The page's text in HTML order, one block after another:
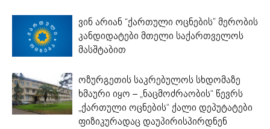
ვინ არიან “ქართული ოცნების” მერობის
კანდიდატები მთელი საქართველოს
მასშტაბით
ოზურგეთის საკრებულოს სხდომაზე
ხმაური იყო – „ნაცმოძრაობის“ წევრს
„ქართული ოცნების“ ქალი დეპუტატები
ფიზიკურადაც დაუპირისპირდნენ